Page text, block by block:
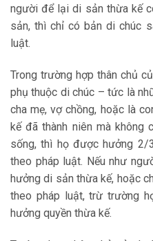
người để lại di sản thừa kế
sản, thì chỉ có bản di chúc
luật.
Trong trường hợp thân chủ
phụ thuộc di chúc – tức là
cha mẹ, vợ chồng, hoặc là
kế đã thành niên mà không
sống, thì họ được hưởng
theo pháp luật. Nếu như
hưởng di sản thừa kế, hoặc
theo pháp luật, trừ trường
hưởng quyền thừa kế.